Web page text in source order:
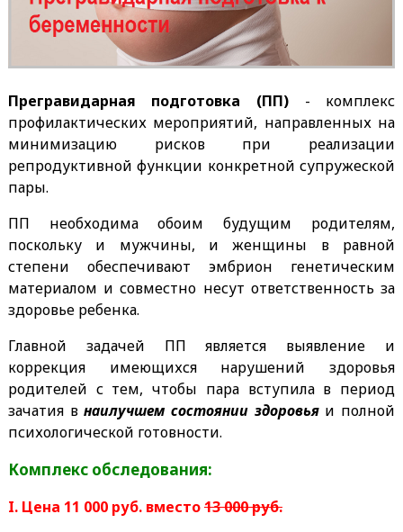
Прегравидарная подготовка (ПП) - комплекс
профилактических мероприятий, направленных на
минимизацию рисков при реализации
репродуктивной функции конкретной супружеской
пары.
ПП необходима обоим будущим родителям,
поскольку и мужчины, и женщины в равной
степени обеспечивают эмбрион генетическим
материалом и совместно несут ответственность за
здоровье ребенка.
Главной задачей ПП является выявление и
коррекция имеющихся нарушений здоровья
родителей с тем, чтобы пара вступила в период
зачатия внаилучшем состоянии здоровьяи полной
психологической готовности.
Комплекс обследования:
I. Цена 11 000 руб. вместо13 000 руб.